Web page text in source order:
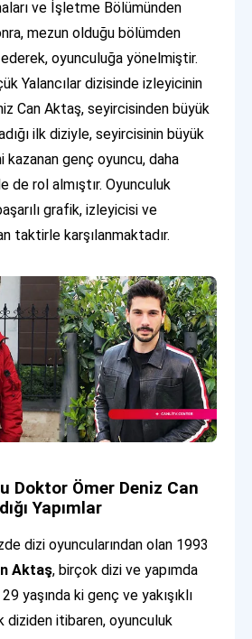
ve İşletme Bölümünden
mezun olduğu bölümden
oyunculuğa yönelmiştir.
Yalancılar dizisinde izleyicinin
Can Aktaş, seyircisinden büyük
ilk diziyle, seyircisinin büyük
kazanan genç oyuncu, daha
de rol almıştır. Oyunculuk
grafik, izleyicisi ve
taktirle karşılanmaktadır.
Doktor Ömer Deniz Can
Yapımlar
dizi oyuncularından olan 1993
Aktaş, birçok dizi ve yapımda
yaşında ki genç ve yakışıklı
diziden itibaren, oyunculuk